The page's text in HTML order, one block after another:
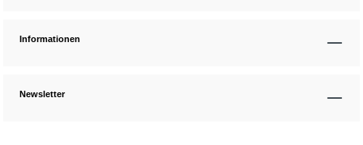
Informationen
Newsletter